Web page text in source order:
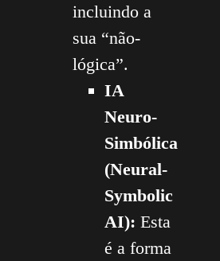
incluindo a
sua “não-
lógica”.
IA
Neuro-
Simbólica
(Neural-
Symbolic
AI): Esta
é a forma